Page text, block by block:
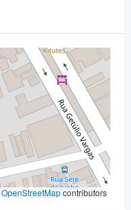
OpenStreetMapcontributors